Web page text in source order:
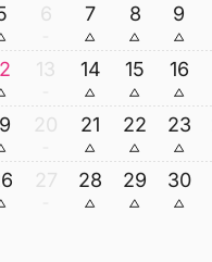
6 7 8 9
13 14 15 16
20 21 22 23
27 28 29 30